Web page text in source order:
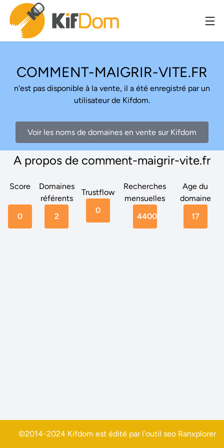
COMMENT-MAIGRIR-VITE.FR
n'est pas disponible à la vente, il a été enregistré par un
utilisateur de Kifdom.
Voir les noms de domaines en vente sur Kifdom
A propos de comment-maigrir-vite.fr
Score
0
Domaines
référents
2
Trustflow
0
Recherches
mensuelles
4400
Age du
domaine
17
©2014-2024 Kifdom est édité par l'outil seo Ranxplorer